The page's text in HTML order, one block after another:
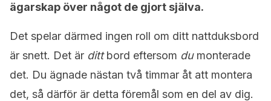
ägarskap över något de gjort själva.
Det spelar därmed ingen roll om ditt nattduksbord
är snett. Det är dittbord eftersom dumonterade
det. Du ägnade nästan två timmar åt att montera
det, så därför är detta föremål som en del av dig.